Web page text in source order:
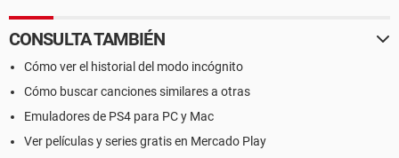
CONSULTA TAMBIÉN
Cómo ver el historial del modo incógnito
Cómo buscar canciones similares a otras
Emuladores de PS4 para PC y Mac
Ver películas y series gratis en Mercado Play